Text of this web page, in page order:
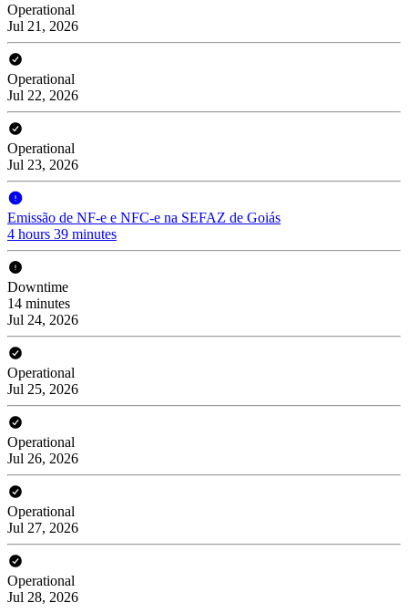
Operational
Jul 21, 2026
Operational
Jul 22, 2026
Operational
Jul 23, 2026
Emissão de NF-e e NFC-e na SEFAZ de Goiás
4 hours 39 minutes
Downtime
14 minutes
Jul 24, 2026
Operational
Jul 25, 2026
Operational
Jul 26, 2026
Operational
Jul 27, 2026
Operational
Jul 28, 2026